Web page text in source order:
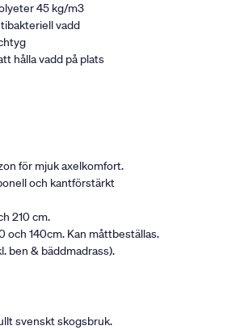
45 kg/m3
vadd
hålla vadd på plats
för mjuk axelkomfort.
och kantförstärkt
210 cm.
och 140cm. Kan måttbeställas.
ben & bäddmadrass).
svenskt skogsbruk.